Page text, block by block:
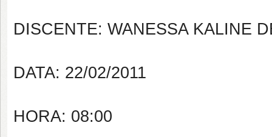
DISCENTE: WANESSA KALINE
DATA: 22/02/2011
HORA: 08:00